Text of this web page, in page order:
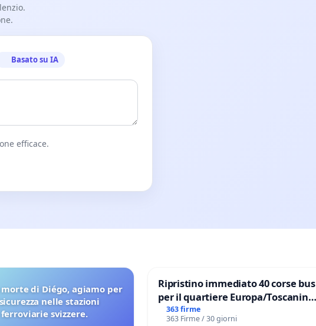
Basato su IA
efficace.
morte di Diégo, agiamo per
nelle stazioni
ferroviarie svizzere.
Ripristino immediato 40 corse bus
per il quartiere Europa/Toscanini
di Aprilia
363 firme
363 Firme / 30 giorni